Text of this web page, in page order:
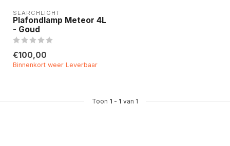
SEARCHLIGHT
Plafondlamp Meteor 4L
- Goud
€100,00
Binnenkort weer Leverbaar
Toon 1 - 1 van 1